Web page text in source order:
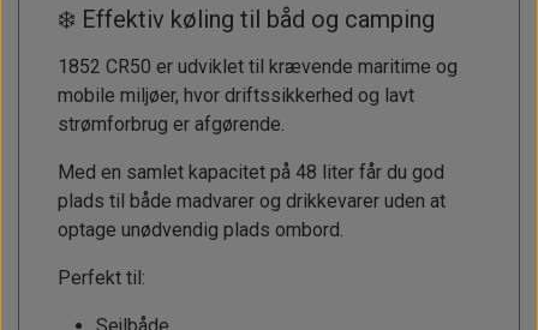
❄️ Effektiv køling til båd og camping
1852 CR50 er udviklet til krævende maritime og
mobile miljøer, hvor driftssikkerhed og lavt
strømforbrug er afgørende.
Med en samlet kapacitet på 48 liter får du god
plads til både madvarer og drikkevarer uden at
optage unødvendig plads ombord.
Perfekt til:
Sejlbåde